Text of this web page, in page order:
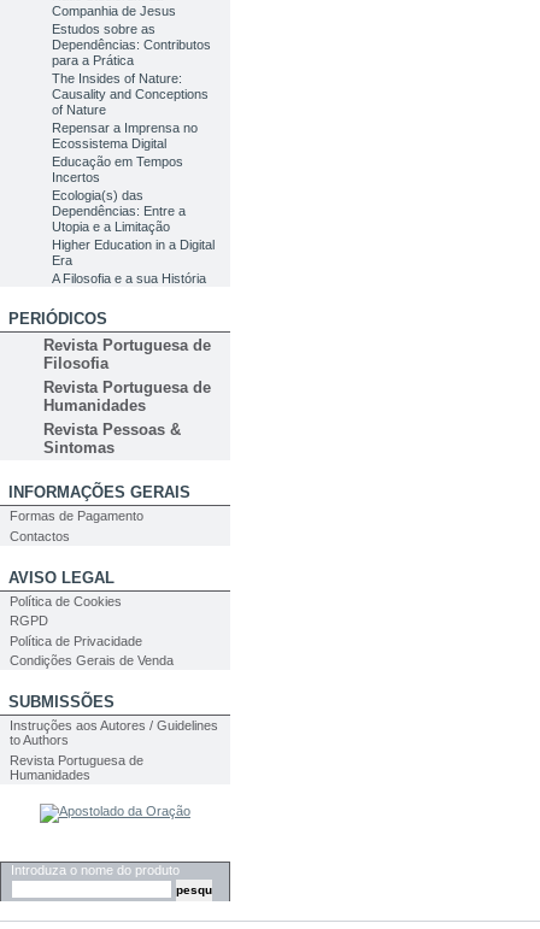
Companhia de Jesus
Estudos sobre as
Dependências: Contributos
para a Prática
The Insides of Nature:
Causality and Conceptions
of Nature
Repensar a Imprensa no
Ecossistema Digital
Educação em Tempos
Incertos
Ecologia(s) das
Dependências: Entre a
Utopia e a Limitação
Higher Education in a Digital
Era
A Filosofia e a sua História
PERIÓDICOS
Revista Portuguesa de
Filosofia
Revista Portuguesa de
Humanidades
Revista Pessoas &
Sintomas
INFORMAÇÕES GERAIS
Formas de Pagamento
Contactos
AVISO LEGAL
Política de Cookies
RGPD
Política de Privacidade
Condições Gerais de Venda
SUBMISSÕES
Instruções aos Autores / Guidelines
to Authors
Revista Portuguesa de
Humanidades
Introduza o nome do produto